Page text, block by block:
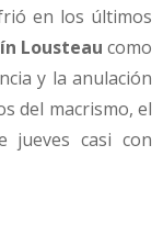
en los últimos
Lousteau como
y la anulación
del macrismo, el
jueves casi con